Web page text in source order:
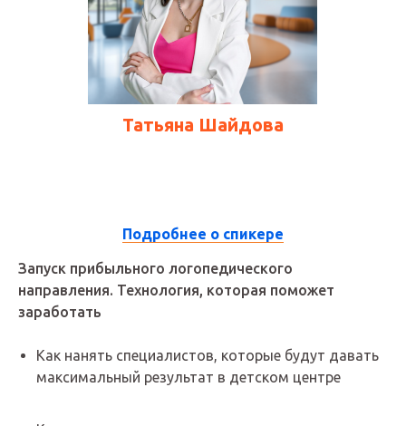
Татьяна Шайдова
10:45 - 11:25
Подробнее о спикере
Запуск прибыльного логопедического
направления. Технология, которая поможет
заработать
Как нанять специалистов, которые будут давать
максимальный результат в детском центре